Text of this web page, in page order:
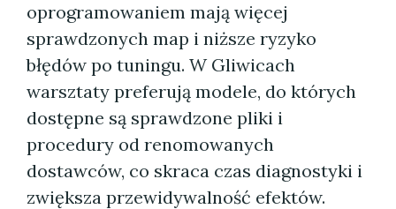
oprogramowaniem mają więcej
sprawdzonych map i niższe ryzyko
błędów po tuningu. W Gliwicach
warsztaty preferują modele, do których
dostępne są sprawdzone pliki i
procedury od renomowanych
dostawców, co skraca czas diagnostyki i
zwiększa przewidywalność efektów.